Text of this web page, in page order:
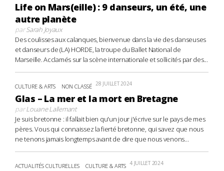
Life on Mars(eille) : 9 danseurs, un été, une
autre planète
parSarah Joyaux
Des coulisses aux calanques, bienvenue dans la vie des danseuses
et danseurs de (LA) HORDE, la troupe du Ballet National de
Marseille. Acclamés sur la scène internationale et sollicités par des...
CULTURE & ARTS NON CLASSÉ 28 JUILLET 2024
Glas – La mer et la mort en Bretagne
parLouane Lallemant
Je suis bretonne : il fallait bien qu'un jour j'écrive sur le pays de mes
pères. Vous qui connaissez la fierté bretonne, qui savez que nous
ne tenons jamais longtemps avant de dire que nous venons...
ACTUALITÉS CULTURELLES CULTURE & ARTS 4 JUILLET 2024